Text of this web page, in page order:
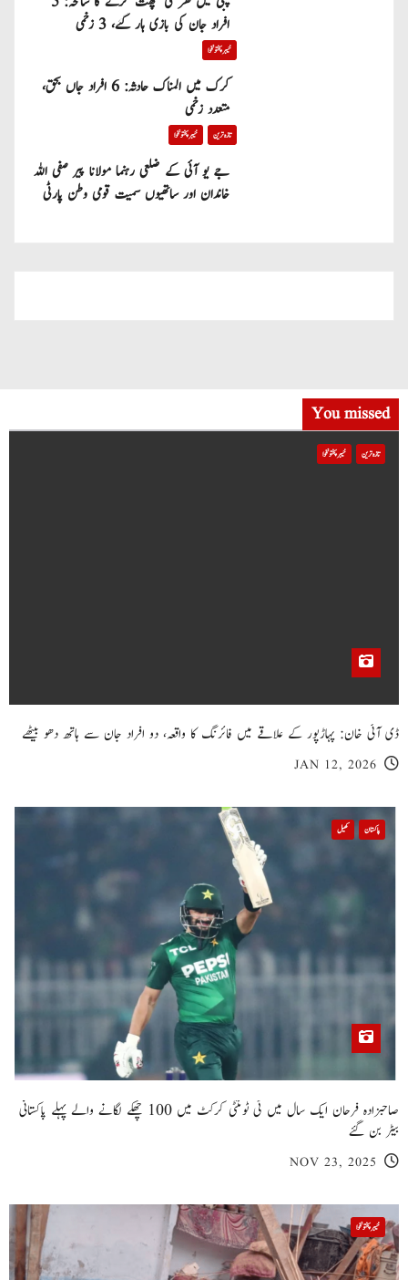
افراد جان کی بازی ہار گئے، 3 زخمی
خیبر پختونخوا
کرک میں المناک حادثہ: 6 افراد جاں بحق،
متعدد زخمی
تازہ ترین خیبر پختونخوا
جے یو آئی کے ضلعی رہنما مولانا پیر صفی اللہ
خاندان اور ساتھیوں سمیت قومی وطن پارٹی
You missed
تازہ ترین خیبر پختونخوا
ڈی آئی خان: پہاڑپور کے علاقے میں فائرنگ کا واقعہ، دو افراد جان سے ہاتھ دھو بیٹھے
JAN 12, 2026
پاکستان کھیل
صاحبزادہ فرحان ایک سال میں ٹی ٹوئنٹی کرکٹ میں 100 چھکے لگانے والے پہلے پاکستانی
بیٹر بن گئے
NOV 23, 2025
خیبر پختونخوا